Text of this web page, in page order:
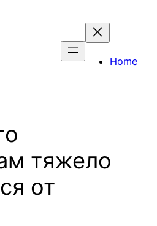
Home
тяжело
от